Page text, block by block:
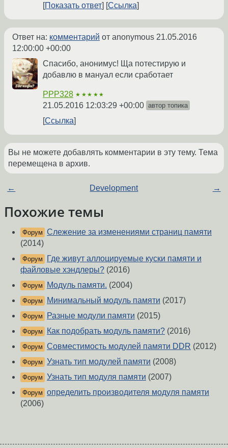
Показать ответ
Ссылка
Ответ на: комментарий от anonymous 21.05.2016
12:00:00 +00:00
Спасибо, анонимус! Ща потестирую и
добавлю в мануал если сработает
PPP328 ★★★★★
21.05.2016 12:03:29 +00:00 автор топика
Ссылка
Вы не можете добавлять комментарии в эту тему. Тема
перемещена в архив.
← Development →
Похожие темы
Форум Слежение за изменениями страниц памяти
(2014)
Форум
Где живут аллоцируемые куски памяти и
файловые хэндлеры? (2016)
Форум Модуль памяти. (2004)
Форум Минимальный модуль памяти (2017)
Форум Разные модули памяти (2015)
Форум Как подобрать модуль памяти? (2016)
Форум Совместимость модулей памяти DDR (2012)
Форум Узнать тип модулей памяти (2008)
Форум Узнать тип модуля памяти (2007)
Форум определить производителя модуля памяти
(2006)